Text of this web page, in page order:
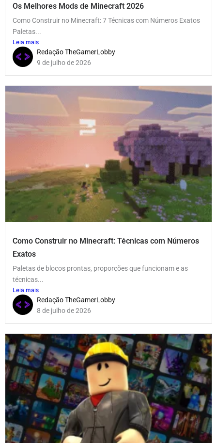
Os Melhores Mods de Minecraft 2026
Como Construir no Minecraft: 7 Técnicas com Números Exatos
Paletas...
Leia mais
Redação TheGamerLobby
9 de julho de 2026
Como Construir no Minecraft: Técnicas com Números
Exatos
Paletas de blocos prontas, proporções que funcionam e as
técnicas...
Leia mais
Redação TheGamerLobby
8 de julho de 2026